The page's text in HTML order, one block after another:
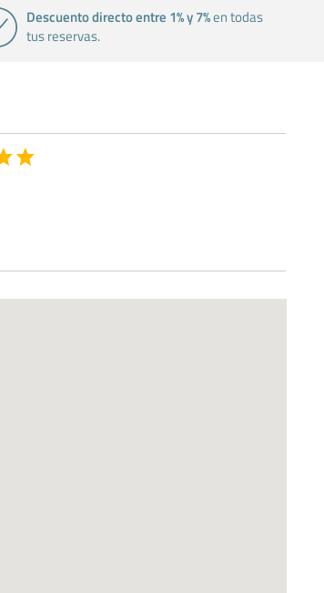
Descuento directo entre 1% y 7%en todas
tus reservas.